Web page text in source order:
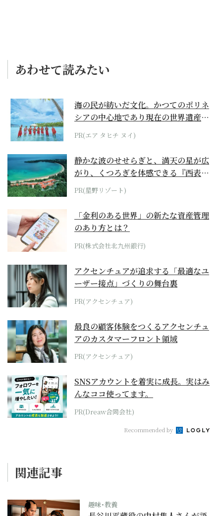
あわせて読みたい
海の民が紡いだ文化。かつてのポリネ
シアの中心地であり現在の世界遺産か
らみえてくる...
PR(エア タヒチ ヌイ)
静かな波のせせらぎと、満天の星が広
がり、くつろぎを体感できる『西表島
ホテル by...
PR(星野リゾート)
「金利のある世界」の新たな資産管理
のあり方とは？
PR(株式会社北九州銀行)
アクセンチュアが追求する「最適なユ
ーザー接点」づくりの舞台裏
PR(アクセンチュア)
最良の顧客体験をつくるアクセンチュ
アのカスタマーフロント領域
PR(アクセンチュア)
SNSアカウントを着実に成長。実はみ
んなココ使ってます。
PR(Dreaw合同会社)
Recommended by
関連記事
趣味･教養